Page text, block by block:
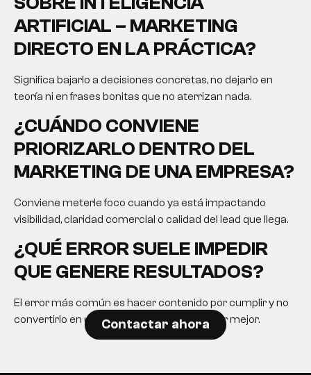
ARTIFICIAL – MARKETING
DIRECTO EN LA PRÁCTICA?
Significa bajarlo a decisiones concretas, no dejarlo en
teoría ni en frases bonitas que no aterrizan nada.
¿CUÁNDO CONVIENE
PRIORIZARLO DENTRO DEL
MARKETING DE UNA EMPRESA?
Conviene meterle foco cuando ya está impactando
visibilidad, claridad comercial o calidad del lead que llega.
¿QUÉ ERROR SUELE IMPEDIR
QUE GENERE RESULTADOS?
El error más común es hacer contenido por cumplir y no
convertirlo en una herramienta para decidir mejor.
Contactar ahora